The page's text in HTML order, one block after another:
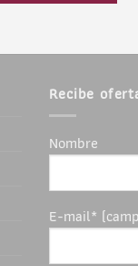
Recibe
Nombre
E-mail*